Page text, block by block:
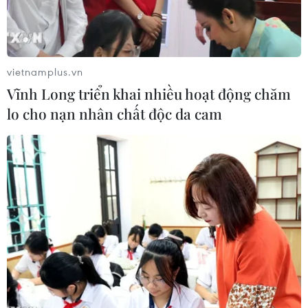
trường.
Siết quản lý sản xuất, xuất khẩu sầu riêng trước nhiều rủi ro vi
phạm. (Nguồn: Vietnam+)
Trước những tồn tại trong quản lý mã số vùng
trồng, cơ sở đóng gói và nguy cơ ảnh hưởng đến
vietnamplus.vn
Vĩnh Long triển khai nhiều hoạt động chăm
lo cho nạn nhân chất độc da cam